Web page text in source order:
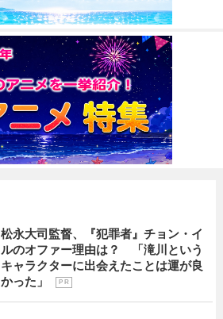
松永大司監督、『犯罪者』チョン・イ
ルのオファー理由は？ 「滝川という
キャラクターに出会えたことは運が良
かった」
P R